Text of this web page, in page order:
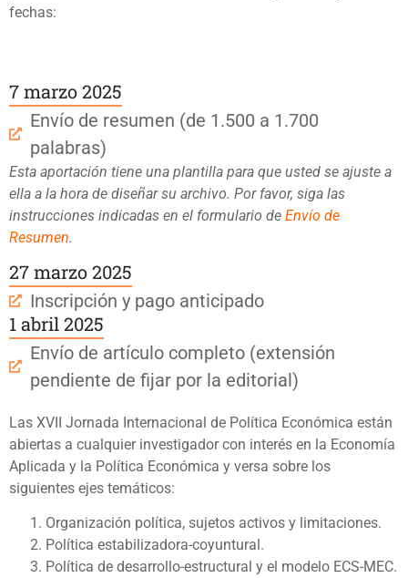
fechas:
7 marzo 2025
Envío de resumen (de 1.500 a 1.700
palabras)
Esta aportación tiene una plantilla para que usted se ajuste a
ella a la hora de diseñar su archivo. Por favor, siga las
instrucciones indicadas en el formulario de Envío de
Resumen.
27 marzo 2025
Inscripción y pago anticipado
1 abril 2025
Envío de artículo completo (extensión
pendiente de fijar por la editorial)
Las XVII Jornada Internacional de Política Económica están
abiertas a cualquier investigador con interés en la Economía
Aplicada y la Política Económica y versa sobre los
siguientes ejes temáticos:
Organización política, sujetos activos y limitaciones.
Política estabilizadora-coyuntural.
Política de desarrollo-estructural y el modelo ECS-MEC.